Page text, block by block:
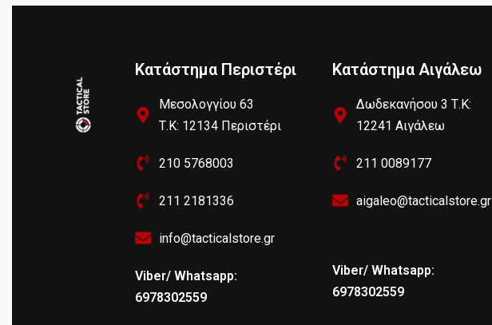
Κατάστημα Περιστέρι
Μεσολογγίου 63
Τ.Κ: 12134 Περιστέρι
210 5768003
211 2181336
info@tacticalstore.gr
Viber/ Whatsapp:
6978302559
Κατάστημα Αιγάλεω
Δωδεκανήσου 3 Τ.Κ:
12241 Αιγάλεω
211 0089177
aigaleo@tacticalstore.gr
Viber/ Whatsapp:
6978302559